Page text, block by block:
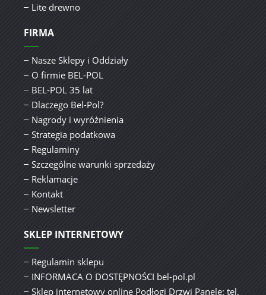
Lite drewno
FIRMA
Nasze Sklepy i Oddziały
O firmie BEL-POL
BEL-POL 35 lat
Dlaczego Bel-Pol?
Nagrody i wyróżnienia
Strategia podatkowa
Regulaminy
Szczególne warunki sprzedaży
Reklamacje
Kontakt
Newsletter
SKLEP INTERNETOWY
Regulamin sklepu
INFORMACA O DOSTĘPNOŚCI bel-pol.pl
Sklep internetowy online Podłogi Drzwi Panele: tel.